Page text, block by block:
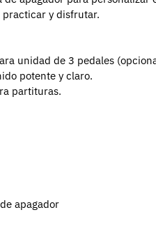
practicar y disfrutar.
unidad de 3 pedales
potente y claro.
partituras.
apagador